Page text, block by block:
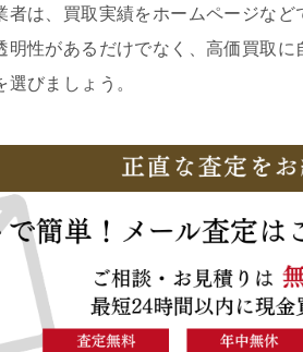
者は、買取実績をホームページな
明性があるだけでなく、高価買取
びましょう。